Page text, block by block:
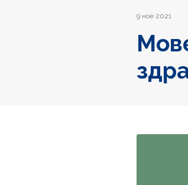
9 ное 2021